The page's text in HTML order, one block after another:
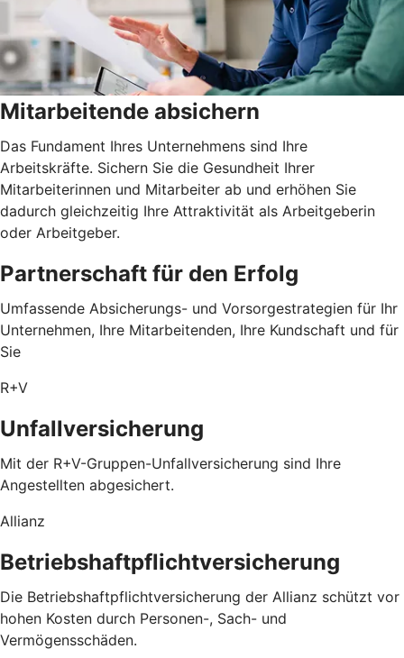
Mitarbeitende absichern
Das Fundament Ihres Unternehmens sind Ihre
Arbeitskräfte. Sichern Sie die Gesundheit Ihrer
Mitarbeiterinnen und Mitarbeiter ab und erhöhen Sie
dadurch gleichzeitig Ihre Attraktivität als Arbeitgeberin
oder Arbeitgeber.
Partnerschaft für den Erfolg
Umfassende Absicherungs- und Vorsorgestrategien für Ihr
Unternehmen, Ihre Mitarbeitenden, Ihre Kundschaft und für
Sie
R+V
Unfallversicherung
Mit der R+V-Gruppen-Unfallversicherung sind Ihre
Angestellten abgesichert.
Allianz
Betriebshaftpflichtversicherung
Die Betriebshaftpflichtversicherung der Allianz schützt vor
hohen Kosten durch Personen-, Sach- und
Vermögensschäden.